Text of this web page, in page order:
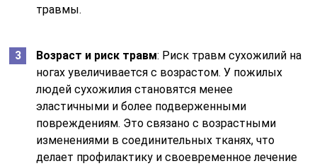
травмы.
Возраст и риск травм: Риск травм сухожилий на
ногах увеличивается с возрастом. У пожилых
людей сухожилия становятся менее
эластичными и более подверженными
повреждениям. Это связано с возрастными
изменениями в соединительных тканях, что
делает профилактику и своевременное лечение